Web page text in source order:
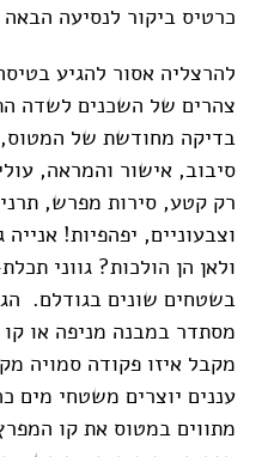
כרטיס ביקור לנסיעה
להרצליה אסור להגיע
צהרים של השכנים לשדה
בדיקה מחודשת של
סיבוב, אישור והמראה,
רק קטע, סירות מפרש,
וצבעוניים, יפהפיות!
ולאן הן הולכות? גווני
בשטחים שונים בגודלם.
מסתדר במבנה מניפה או
מקבל איזו פקודה סמויה
עננים יוצרים משטחי מים
מתווים במטוס את קו